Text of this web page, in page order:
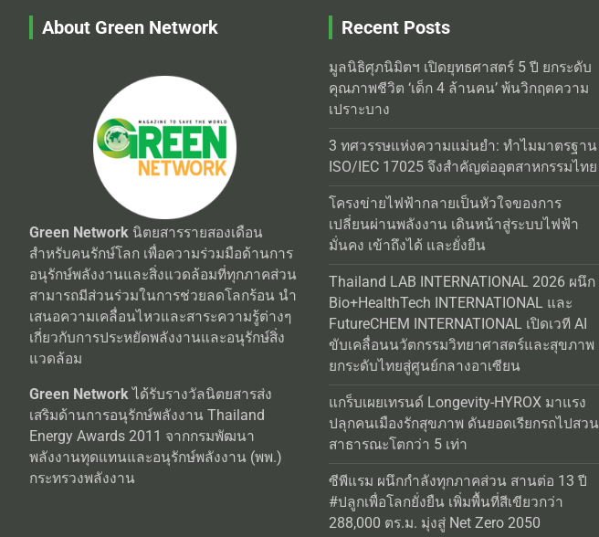
About Green Network
Green Network นิตยสารรายสองเดือน
สำหรับคนรักษ์โลก เพื่อความร่วมมือด้านการ
อนุรักษ์พลังงานและสิ่งแวดล้อมที่ทุกภาคส่วน
สามารถมีส่วนร่วมในการช่วยลดโลกร้อน นำ
เสนอความเคลื่อนไหวและสาระความรู้ต่างๆ
เกี่ยวกับการประหยัดพลังงานและอนุรักษ์สิ่ง
แวดล้อม
Green Networkได้รับรางวัลนิตยสารส่ง
เสริมด้านการอนุรักษ์พลังงาน Thailand
Energy Awards 2011 จากกรมพัฒนา
พลังงานทุดแทนและอนุรักษ์พลังงาน (พพ.)
กระทรวงพลังงาน
Recent Posts
มูลนิธิศุภนิมิตฯ เปิดยุทธศาสตร์ 5 ปี ยกระดับ
คุณภาพชีวิต ‘เด็ก 4 ล้านคน’ พ้นวิกฤตความ
เปราะบาง
3 ทศวรรษแห่งความแม่นยำ: ทำไมมาตรฐาน
ISO/IEC 17025 จึงสำคัญต่ออุตสาหกรรมไทย
โครงข่ายไฟฟ้ากลายเป็นหัวใจของการ
เปลี่ยนผ่านพลังงาน เดินหน้าสู่ระบบไฟฟ้า
มั่นคง เข้าถึงได้ และยั่งยืน
Thailand LAB INTERNATIONAL 2026 ผนึก
Bio+HealthTech INTERNATIONAL และ
FutureCHEM INTERNATIONAL เปิดเวที AI
ขับเคลื่อนนวัตกรรมวิทยาศาสตร์และสุขภาพ
ยกระดับไทยสู่ศูนย์กลางอาเซียน
แกร็บเผยเทรนด์ Longevity-HYROX มาแรง
ปลุกคนเมืองรักสุขภาพ ดันยอดเรียกรถไปสวน
สาธารณะโตกว่า 5 เท่า
ซีพีแรม ผนึกกำลังทุกภาคส่วน สานต่อ 13 ปี
#ปลูกเพื่อโลกยั่งยืน เพิ่มพื้นที่สีเขียวกว่า
288,000 ตร.ม. มุ่งสู่ Net Zero 2050